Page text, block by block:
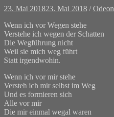
23. Mai 201823. Mai 2018 /Odeon
Wenn ich vor Wegen stehe
Verstehe ich wegen der Schatten
Die Wegführung nicht
Weil sie mich weg führt
Statt irgendwohin.
Wenn ich vor mir stehe
Versteh ich mir selbst im Weg
Und es formieren sich
Alle vor mir
Die mir einmal wegal waren